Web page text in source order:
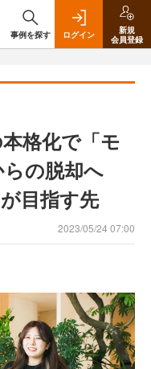
事例を探す ログイン
新規
会員登録
格化で「モ
らの脱却へ
目指す先
2023/05/24 07:00